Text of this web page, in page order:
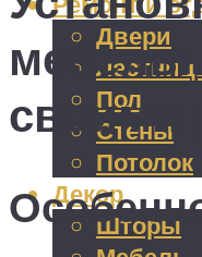
Двери
Пол
Стены
Потолок
Декор
Шторы
своими